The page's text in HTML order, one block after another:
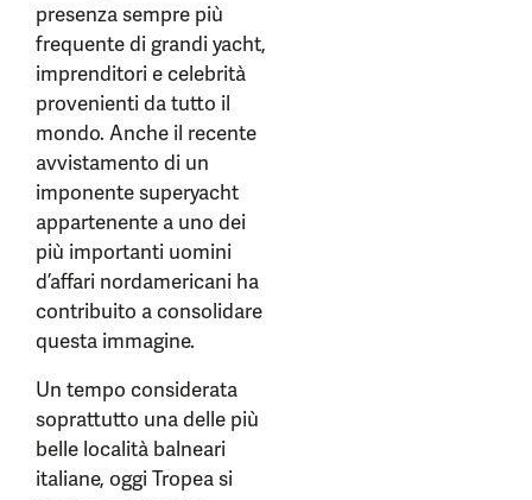
presenza sempre più
frequente di grandi yacht,
imprenditori e celebrità
provenienti da tutto il
mondo. Anche il recente
avvistamento di un
imponente superyacht
appartenente a uno dei
più importanti uomini
d’affari nordamericani ha
contribuito a consolidare
questa immagine.
Un tempo considerata
soprattutto una delle più
belle località balneari
italiane, oggi Tropea si